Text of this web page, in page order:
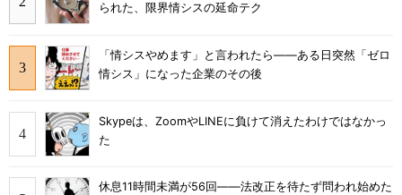
られた、限界情シスの延命テク
「情シスやめます」と言われたら――ある日突然「ゼロ
情シス」になった企業のその後
Skypeは、ZoomやLINEに負けて消えたわけではなかっ
た
休息11時間未満が56回――法改正を待たず問われ始めた